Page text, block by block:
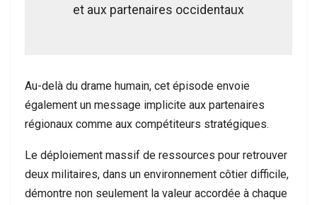
et aux partenaires occidentaux
Au-delà du drame humain, cet épisode envoie
également un message implicite aux partenaires
régionaux comme aux compétiteurs stratégiques.
Le déploiement massif de ressources pour retrouver
deux militaires, dans un environnement côtier difficile,
démontre non seulement la valeur accordée à chaque